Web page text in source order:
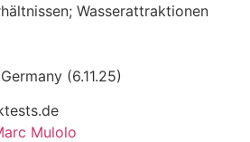
Wasserattraktionen
(6.11.25)
Mulolo